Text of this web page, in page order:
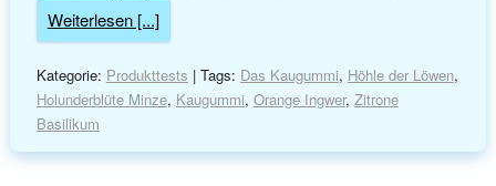
Weiterlesen [...]
Kategorie: Produkttests | Tags: Das Kaugummi, Höhle der Löwen,
Holunderblüte Minze, Kaugummi, Orange Ingwer, Zitrone
Basilikum